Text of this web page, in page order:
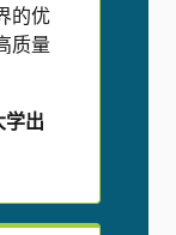
的优
质量
出